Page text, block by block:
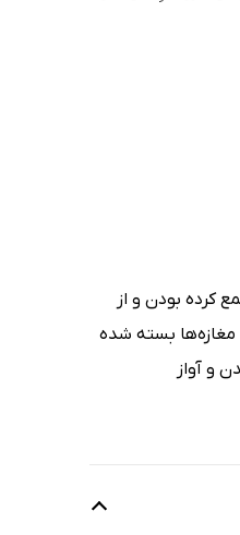
کرده بودن و از
بسته شده
و آواز